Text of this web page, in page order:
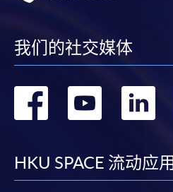
我们的社交媒体
转 转
HKU SPACE 流动应